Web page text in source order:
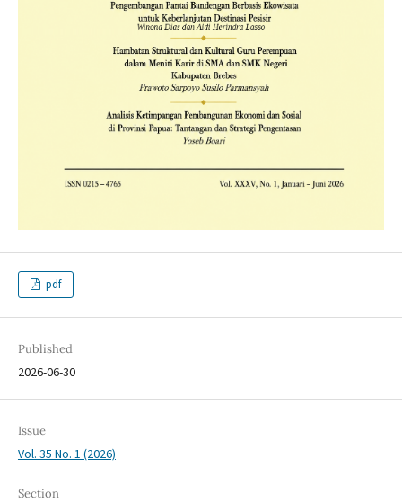
pdf
Published
2026-06-30
Issue
Vol. 35 No. 1 (2026)
Section